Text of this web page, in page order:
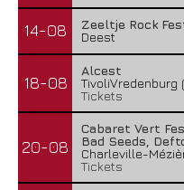
14-08
Zeeltje Rock
Deest
18-08
Alcest
TivoliVredenburg
Tickets
20-08
Cabaret Vert
Bad Seeds,
Charleville-
Tickets